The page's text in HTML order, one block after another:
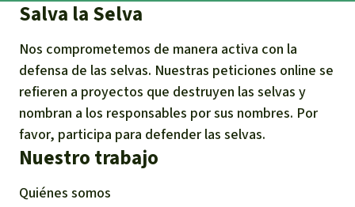
Salva la Selva
Nos comprometemos de manera activa con la
defensa de las selvas. Nuestras peticiones online se
refieren a proyectos que destruyen las selvas y
nombran a los responsables por sus nombres. Por
favor, participa para defender las selvas.
Nuestro trabajo
Quiénes somos